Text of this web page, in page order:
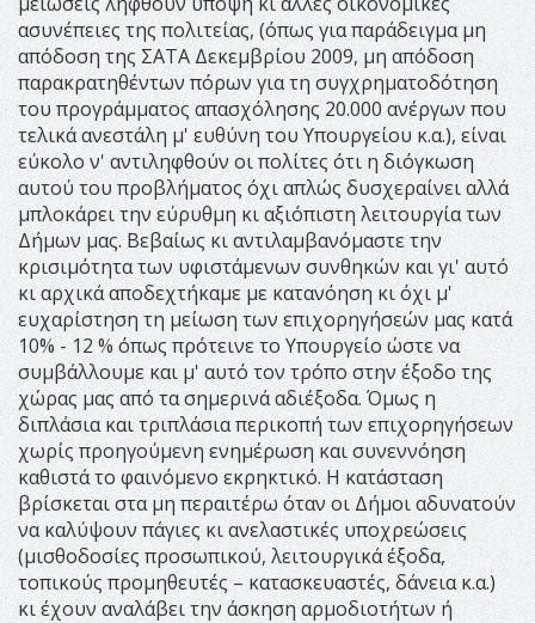
ασυνέπειες της πολιτείας, (όπως για παράδειγμα μη
απόδοση της ΣΑΤΑ Δεκεμβρίου 2009, μη απόδοση
παρακρατηθέντων πόρων για τη συγχρηματοδότηση
του προγράμματος απασχόλησης 20.000 ανέργων που
τελικά ανεστάλη μ' ευθύνη του Υπουργείου κ.α.), είναι
εύκολο ν' αντιληφθούν οι πολίτες ότι η διόγκωση
αυτού του προβλήματος όχι απλώς δυσχεραίνει αλλά
μπλοκάρει την εύρυθμη κι αξιόπιστη λειτουργία των
Δήμων μας. Βεβαίως κι αντιλαμβανόμαστε την
κρισιμότητα των υφιστάμενων συνθηκών και γι' αυτό
κι αρχικά αποδεχτήκαμε με κατανόηση κι όχι μ'
ευχαρίστηση τη μείωση των επιχορηγήσεών μας κατά
10% - 12 % όπως πρότεινε το Υπουργείο ώστε να
συμβάλλουμε και μ' αυτό τον τρόπο στην έξοδο της
χώρας μας από τα σημερινά αδιέξοδα. Όμως η
διπλάσια και τριπλάσια περικοπή των επιχορηγήσεων
χωρίς προηγούμενη ενημέρωση και συνεννόηση
καθιστά το φαινόμενο εκρηκτικό. Η κατάσταση
βρίσκεται στα μη περαιτέρω όταν οι Δήμοι αδυνατούν
να καλύψουν πάγιες κι ανελαστικές υποχρεώσεις
(μισθοδοσίες προσωπικού, λειτουργικά έξοδα,
τοπικούς προμηθευτές – κατασκευαστές, δάνεια κ.α.)
κι έχουν αναλάβει την άσκηση αρμοδιοτήτων ή